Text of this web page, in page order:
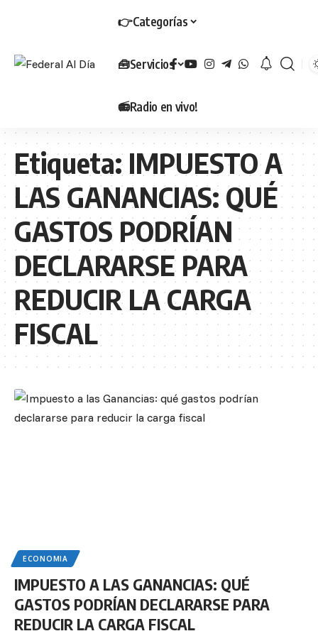
👉Categorías
🧰Servicios
📻Radio en vivo!
Etiqueta: IMPUESTO A
LAS GANANCIAS: QUÉ
GASTOS PODRÍAN
DECLARARSE PARA
REDUCIR LA CARGA
FISCAL
ECONOMIA
IMPUESTO A LAS GANANCIAS: QUÉ
GASTOS PODRÍAN DECLARARSE PARA
REDUCIR LA CARGA FISCAL